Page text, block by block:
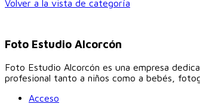
Volver a la vista de categoría
Foto Estudio Alcorcón
Foto Estudio Alcorcón es una empresa
profesional tanto a niños como a bebés,
Acceso